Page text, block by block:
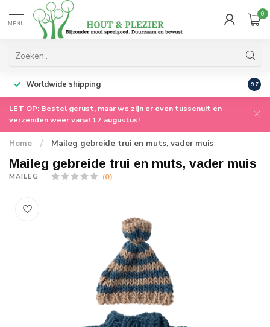
MENU
0
Worldwide shipping 9.7
LET OP: Bestel gerust, maar we zijn er even tussenuit en
verzenden weer vanaf 17 augustus!
Home / Maileg gebreide trui en muts, vader muis
Maileg gebreide trui en muts, vader muis
MAILEG (0)